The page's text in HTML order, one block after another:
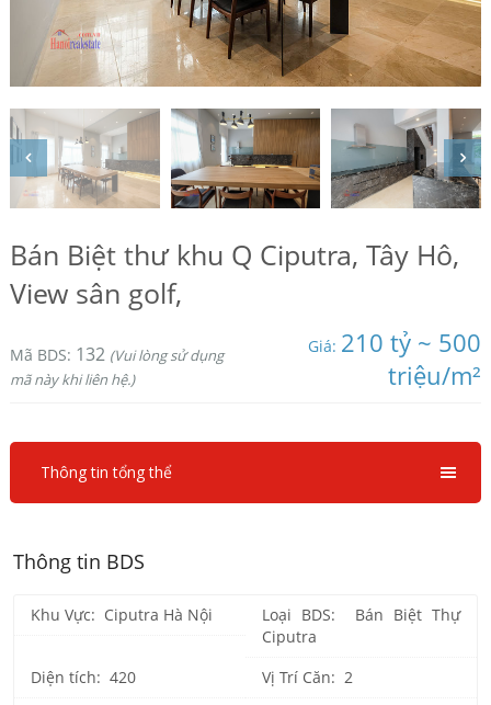
Bán Biệt thư khu Q Ciputra, Tây Hô,
View sân golf,
Mã BDS: 132 (Vui lòng sử dụng
mã này khi liên hệ.)
Giá: 210 tỷ ~ 500
triệu/m²
Thông tin tổng thể
Thông tin BDS
Khu Vực: Ciputra Hà Nội
Loại BDS: Bán Biệt Thự
Ciputra
Diện tích: 420
Vị Trí Căn: 2